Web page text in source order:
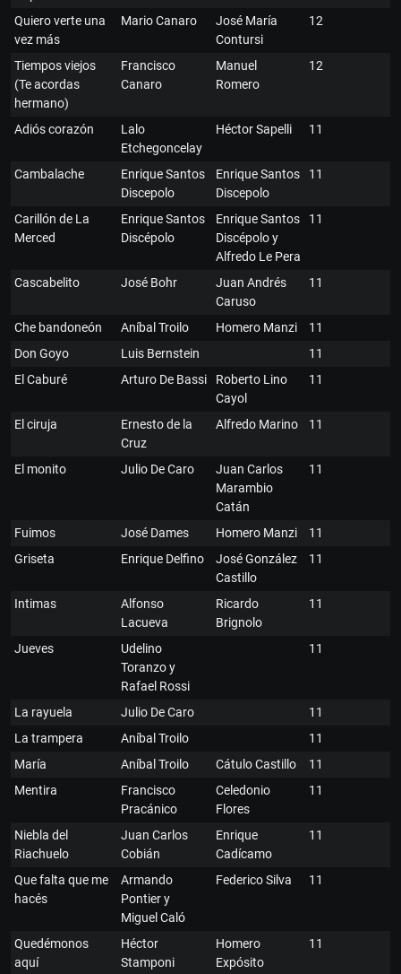
Quiero verte una
vez más
Mario Canaro
José María
Contursi
12
Tiempos viejos
(Te acordas
hermano)
Francisco
Canaro
Manuel
Romero
12
Adiós corazón
Lalo
Etchegoncelay
Héctor Sapelli 11
Cambalache
Enrique Santos
Discepolo
Enrique Santos
Discepolo
11
Carillón de La
Merced
Enrique Santos
Discépolo
Enrique Santos
Discépolo y
Alfredo Le Pera
11
Cascabelito José Bohr
Juan Andrés
Caruso
11
Che bandoneón Aníbal Troilo Homero Manzi
11
Don Goyo
Luis Bernstein
11
El Caburé
Arturo De Bassi
Roberto Lino
Cayol
11
El ciruja
Ernesto de la
Cruz
Alfredo Marino 11
El monito Julio De Caro
Juan Carlos
Marambio
Catán
11
Fuimos José Dames Homero Manzi
11
Griseta
Enrique Delfino
José González
Castillo
11
Intimas
Alfonso
Lacueva
Ricardo
Brignolo
11
Jueves
Udelino
Toranzo y
Rafael Rossi
11
La rayuela Julio De Caro
11
La trampera
Aníbal Troilo
11
María
Aníbal Troilo Cátulo Castillo
11
Mentira
Francisco
Pracánico
Celedonio
Flores
11
Niebla del
Riachuelo
Juan Carlos
Cobián
Enrique
Cadícamo
11
Que falta que me
hacés
Armando
Pontier y
Miguel Caló
Federico Silva 11
Quedémonos
aquí
Héctor
Stamponi
Homero
Expósito
11